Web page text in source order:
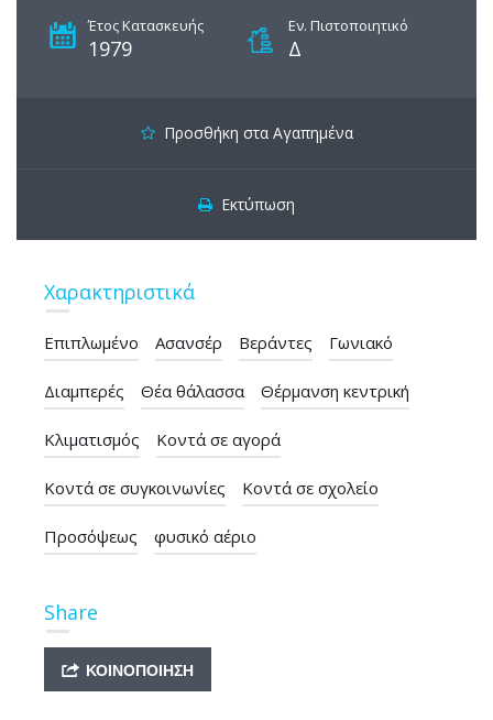
Έτος Κατασκευής
1979
Εν. Πιστοποιητικό
Δ
Προσθήκη στα Αγαπημένα
Εκτύπωση
Χαρακτηριστικά
Eπιπλωμένο Ασανσέρ Βεράντες Γωνιακό
Διαμπερές Θέα θάλασσα Θέρμανση κεντρική
Κλιματισμός Κοντά σε αγορά
Κοντά σε συγκοινωνίες Κοντά σε σχολείο
Προσόψεως φυσικό αέριο
Share
ΚΟΙΝΟΠΟΊΗΣΗ